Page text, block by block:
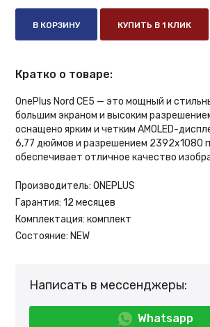
В КОРЗИНУ КУПИТЬ В 1 КЛИК
Кратко о товаре:
OnePlus Nord CE5 — это мощный и
большим экраном и высоким
оснащено ярким и четким AMOLED-
6,77 дюймов и разрешением 2392x1080
обеспечивает отличное качество
Производитель: ONEPLUS
Гарантия: 12 месяцев
Комплектация: комплект
Состояние: NEW
Написать в мессенджеры:
Whatsapp